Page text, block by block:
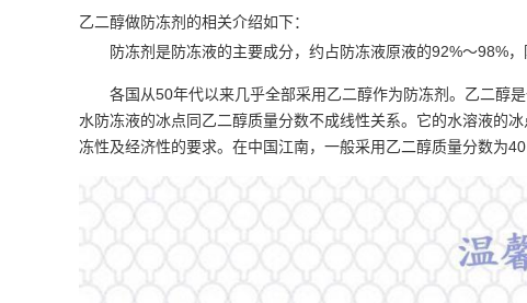
乙二醇做防冻剂的相关介绍如下：
防冻剂是防冻液的主要成分，约占防冻液原液的92%～98%
各国从50年代以来几乎全部采用乙二醇作为防冻剂。乙二醇
水防冻液的冰点同乙二醇质量分数不成线性关系。它的水溶液的
冻性及经济性的要求。在中国江南，一般采用乙二醇质量分数为